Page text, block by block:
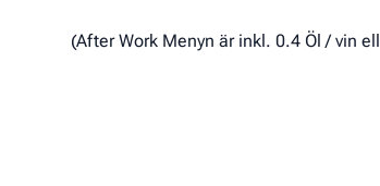
(After Work Menyn är inkl. 0.4 Öl / vin